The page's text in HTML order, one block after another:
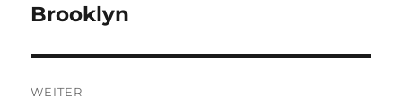
Brooklyn
WEITER